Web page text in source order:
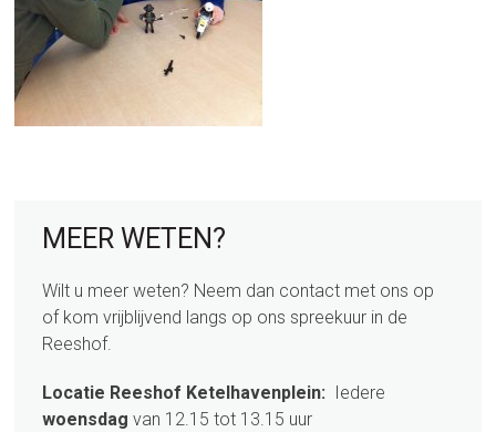
sidebar
Page
Sidebar
MEER WETEN?
Wilt u meer weten? Neem dan contact met ons op
of kom vrijblijvend langs op ons spreekuur in de
Reeshof.
Locatie Reeshof Ketelhavenplein: Iedere
woensdag van 12.15 tot 13.15 uur